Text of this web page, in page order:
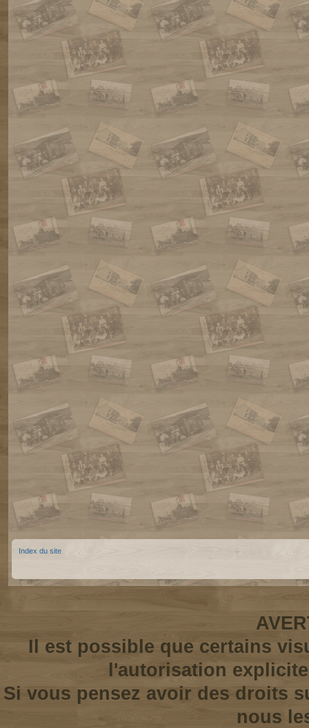
Index du site
Il est possible que certains
l'autorisation
Si vous pensez avoir des droits
nous